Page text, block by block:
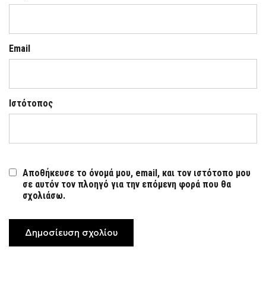
Email
Ιστότοπος
Αποθήκευσε το όνομά μου, email, και τον ιστότοπο μου
σε αυτόν τον πλοηγό για την επόμενη φορά που θα
σχολιάσω.